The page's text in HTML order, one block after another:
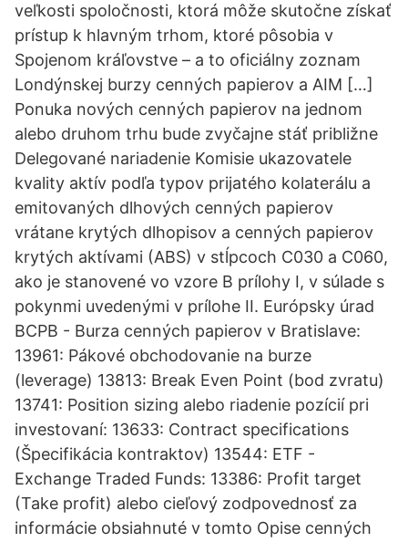
veľkosti spoločnosti, ktorá môže skutočne získať
prístup k hlavným trhom, ktoré pôsobia v
Spojenom kráľovstve – a to oficiálny zoznam
Londýnskej burzy cenných papierov a AIM […]
Ponuka nových cenných papierov na jednom
alebo druhom trhu bude zvyčajne stáť približne
Delegované nariadenie Komisie ukazovatele
kvality aktív podľa typov prijatého kolaterálu a
emitovaných dlhových cenných papierov
vrátane krytých dlhopisov a cenných papierov
krytých aktívami (ABS) v stĺpcoch C030 a C060,
ako je stanovené vo vzore B prílohy I, v súlade s
pokynmi uvedenými v prílohe II. Európsky úrad
BCPB - Burza cenných papierov v Bratislave:
13961: Pákové obchodovanie na burze
(leverage) 13813: Break Even Point (bod zvratu)
13741: Position sizing alebo riadenie pozícií pri
investovaní: 13633: Contract specifications
(Špecifikácia kontraktov) 13544: ETF -
Exchange Traded Funds: 13386: Profit target
(Take profit) alebo cieľový zodpovednosť za
informácie obsiahnuté v tomto Opise cenných